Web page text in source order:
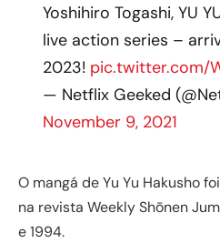
Yoshihiro Togashi, YU
live action series –
2023! pic.twitter.com/
— Netflix Geeked
November 9, 2021
O mangá de Yu Yu Hakusho
na revista Weekly Shōnen
e 1994.